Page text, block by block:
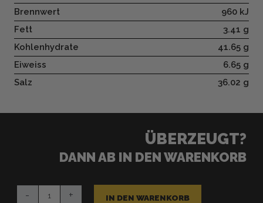
Brennwert
Fett
Kohlenhydrate
Eiweiss
Salz
960 kJ
3.41 g
41.65 g
6.65 g
36.02 g
ÜBERZEUGT?
DANN AB IN DEN WARENKORB
-
Knoblibutter
Menge
+ IN DEN WARENKORB